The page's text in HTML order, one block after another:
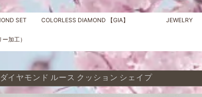
SET COLORLESS DIAMOND 【GIA】 JEWELRY
加工）
イヤモンド ルース クッション シェイプ